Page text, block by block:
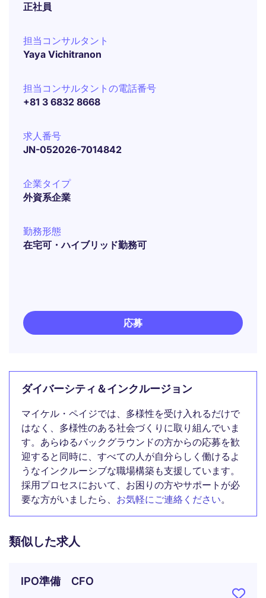
正社員
担当コンサルタント
Yaya Vichitranon
担当コンサルタントの電話番号
+81 3 6832 8668
求人番号
JN-052026-7014842
企業タイプ
外資系企業
勤務形態
在宅可・ハイブリッド勤務可
応募
ダイバーシティ＆インクルージョン
マイケル・ペイジでは、多様性を受け入れるだけで
はなく、多様性のある社会づくりに取り組んでいま
す。あらゆるバックグラウンドの方からの応募を歓
迎すると同時に、すべての人が自分らしく働けるよ
うなインクルーシブな職場構築も支援しています。
採用プロセスにおいて、お困りの方やサポートが必
要な方がいましたら、 お気軽にご連絡ください。
類似した求人
IPO準備 CFO